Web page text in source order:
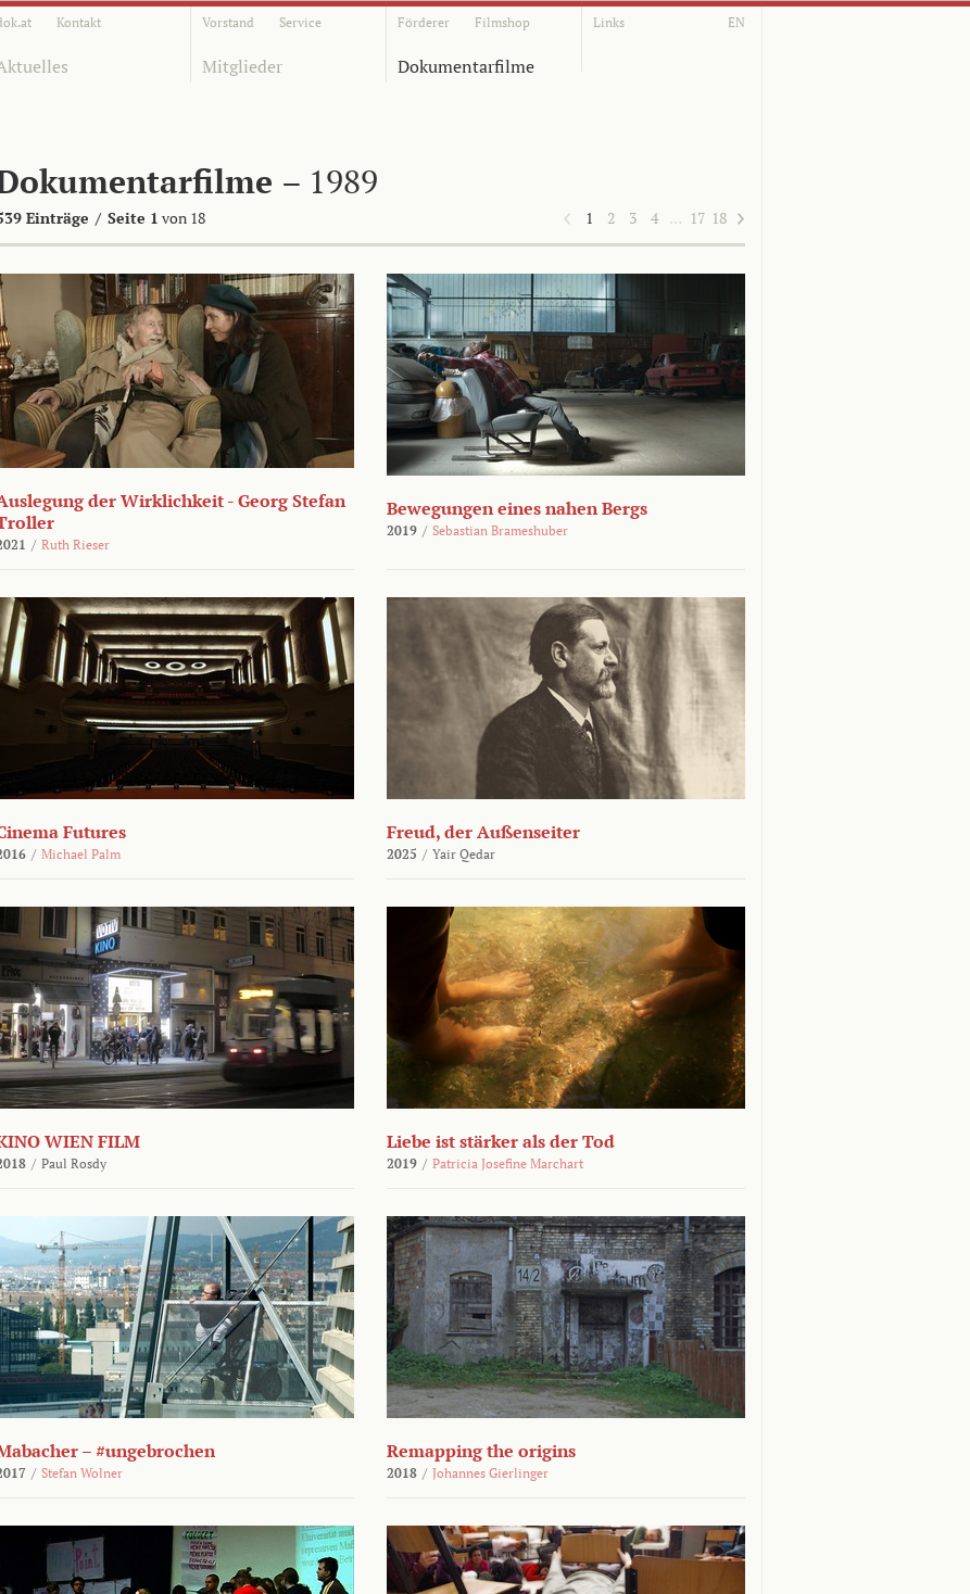
Kontakt Vorstand Service Förderer Filmshop Links EN
Mitglieder Dokumentarfilme
– 1989
Einträge / Seite 1 von 18 1 2 3 4 … 17 18
der Wirklichkeit - Georg Stefan
/ Ruth Rieser
Bewegungen eines nahen Bergs
2019 / Sebastian Brameshuber
Futures
/ Michael Palm
Freud, der Außenseiter
2025 / Yair Qedar
WIEN FILM
/ Paul Rosdy
Liebe ist stärker als der Tod
2019 / Patricia Josefine Marchart
– #ungebrochen
/ Stefan Wolner
Remapping the origins
2018 / Johannes Gierlinger